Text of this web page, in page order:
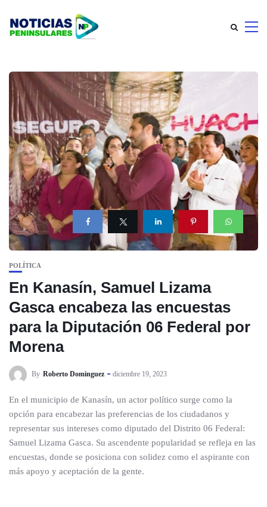
POLÍTICA
En Kanasín, Samuel Lizama
Gasca encabeza las encuestas
para la Diputación 06 Federal por
Morena
By Roberto Dominguez diciembre 19, 2023
En el municipio de Kanasín, un actor político surge como la
opción para encabezar las preferencias de los ciudadanos y
representar sus intereses como diputado del Distrito 06 Federal:
Samuel Lizama Gasca. Su ascendente popularidad se refleja en las
encuestas, donde se posiciona con solidez como el aspirante con
más apoyo y aceptación de la gente.